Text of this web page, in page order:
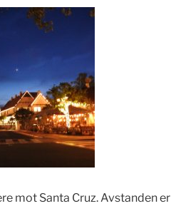
mot Santa Cruz. Avstanden er